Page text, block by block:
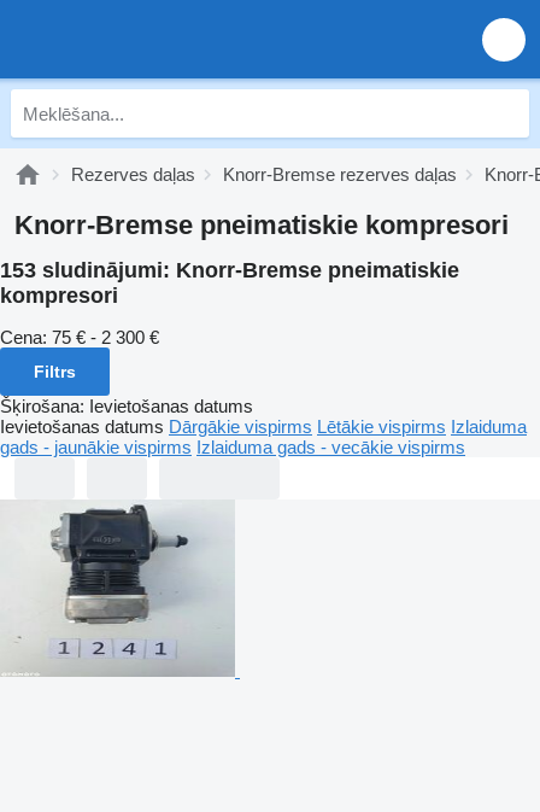
Rezerves daļas Knorr-Bremse rezerves daļas Knorr-
Knorr-Bremse pneimatiskie kompresori
153 sludinājumi: Knorr-Bremse pneimatiskie
kompresori
Cena: 75 € - 2 300 €
Filtrs
Šķirošana: Ievietošanas datums
Ievietošanas datums Dārgākie vispirms Lētākie vispirms Izlaiduma
gads - jaunākie vispirms Izlaiduma gads - vecākie vispirms